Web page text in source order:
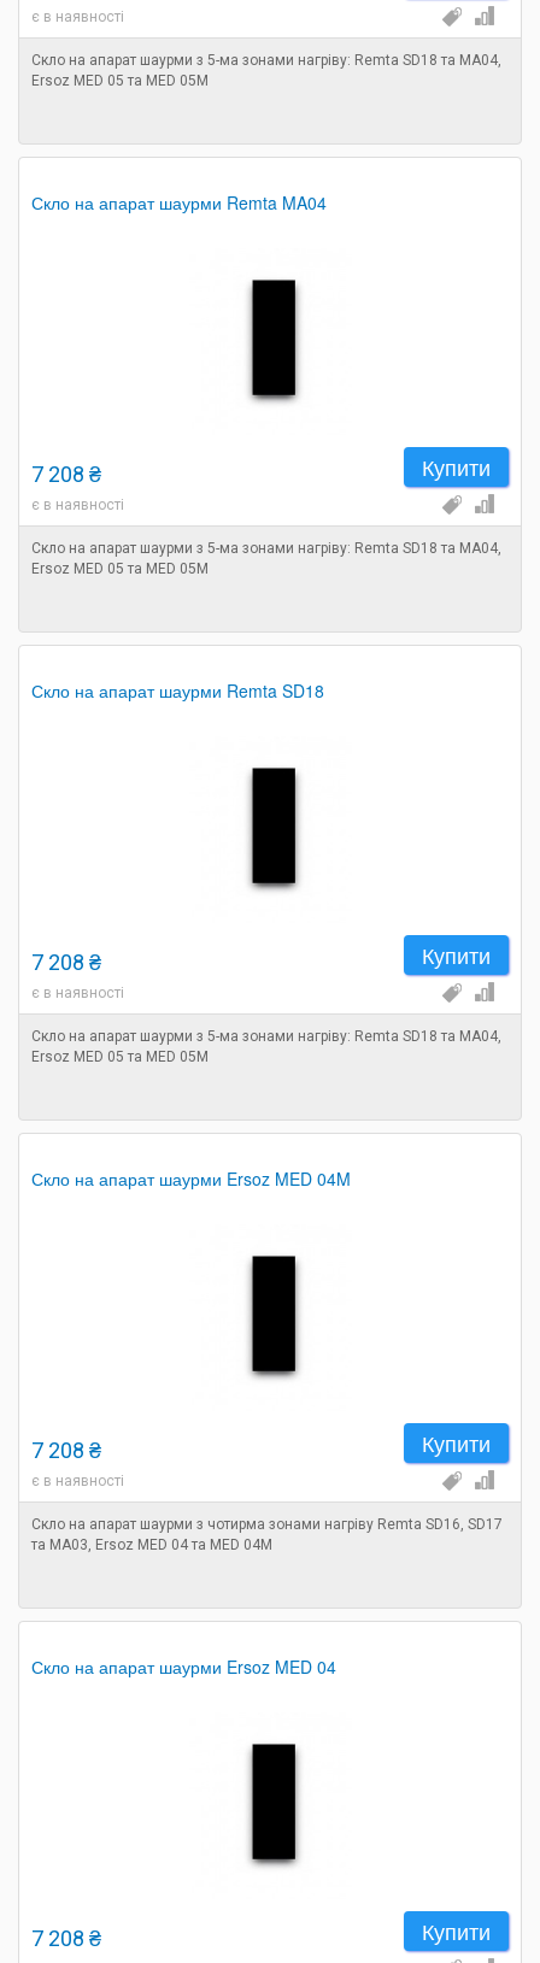
є в наявності
Скло на апарат шаурми з 5-ма зонами нагріву: Remta SD18 та MA04,
Ersoz MED 05 та MED 05M
Скло на апарат шаурми Remta MA04
Купити
7 208 ₴
є в наявності
Скло на апарат шаурми з 5-ма зонами нагріву: Remta SD18 та MA04,
Ersoz MED 05 та MED 05M
Скло на апарат шаурми Remta SD18
Купити
7 208 ₴
є в наявності
Скло на апарат шаурми з 5-ма зонами нагріву: Remta SD18 та MA04,
Ersoz MED 05 та MED 05M
Скло на апарат шаурми Ersoz MED 04M
Купити
7 208 ₴
є в наявності
Скло на апарат шаурми з чотирма зонами нагріву Remta SD16, SD17
та MA03, Ersoz MED 04 та MED 04M
Скло на апарат шаурми Ersoz MED 04
Купити
7 208 ₴